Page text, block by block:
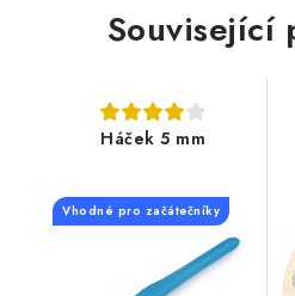
Související
Háček 5 mm
Vhodné pro začátečníky